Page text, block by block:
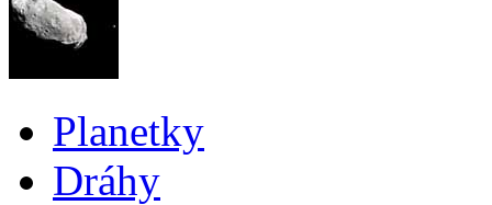
Planetky
Dráhy